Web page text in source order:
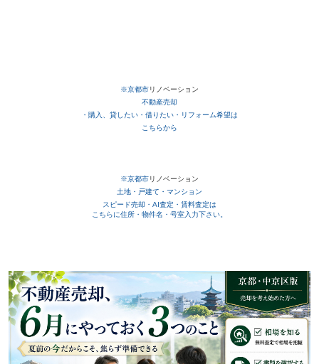
※京都市リノベーション
不動産売却
・購入、貸したい・借りたい・リフォーム希望は
こちらから
※京都市リノベーション
土地・戸建て・マンション
スピード売却・AI査定・賃料査定は
こちらに住所・物件名・号室入力下さい。